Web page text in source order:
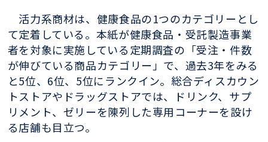
活力系商材は、健康食品の1つのカテゴリーとし
て定着している。本紙が健康食品・受託製造事業
者を対象に実施している定期調査の「受注・件数
が伸びている商品カテゴリー」で、過去3年をみる
と5位、6位、5位にランクイン。総合ディスカウン
トストアやドラッグストアでは、ドリンク、サプ
リメント、ゼリーを陳列した専用コーナーを設け
る店舗も目立つ。